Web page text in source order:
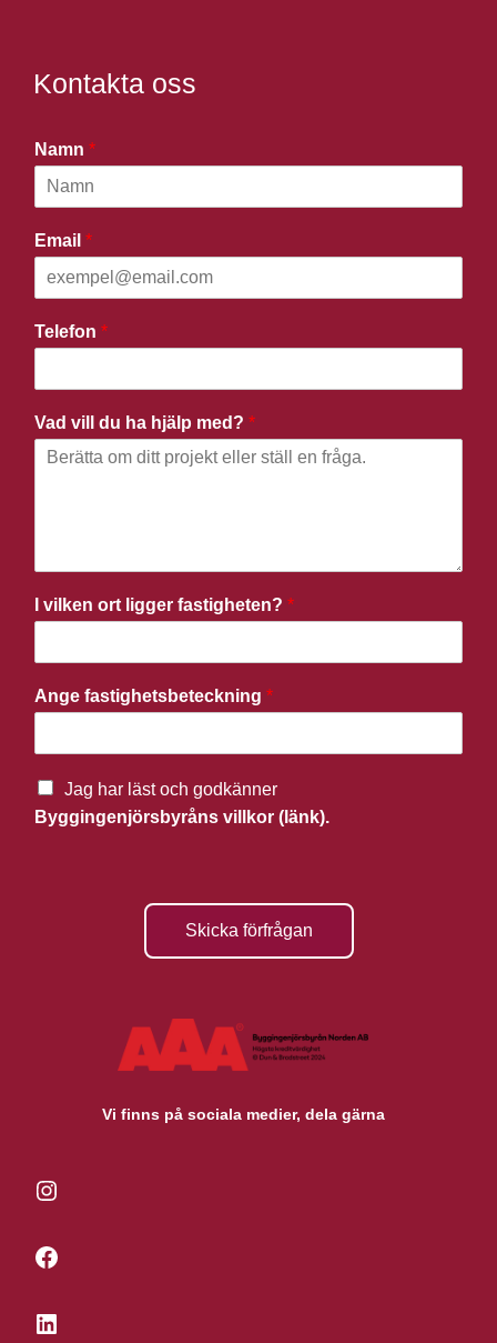
Kontakta oss
Namn *
Email *
Telefon *
Vad vill du ha hjälp med? *
I vilken ort ligger fastigheten? *
Ange fastighetsbeteckning *
Jag har läst och godkänner
Byggingenjörsbyråns villkor (länk).
Skicka förfrågan
Vi finns på sociala medier, dela gärna
Instagram
Facebook
LinkedIn